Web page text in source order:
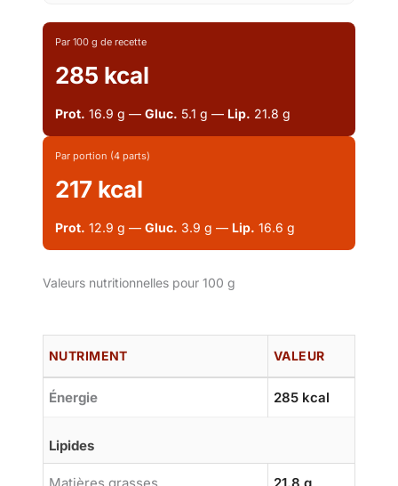
Par 100 g de recette
285 kcal
Prot. 16.9 g — Gluc. 5.1 g — Lip. 21.8 g
Par portion (4 parts)
217 kcal
Prot. 12.9 g — Gluc. 3.9 g — Lip. 16.6 g
Valeurs nutritionnelles pour 100 g
NUTRIMENT VALEUR
Énergie 285 kcal
Lipides